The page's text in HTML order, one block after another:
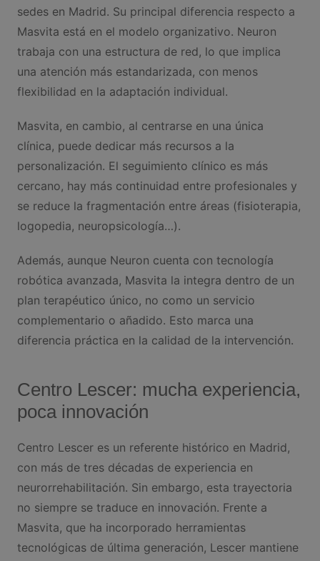
sedes en Madrid. Su principal diferencia respecto a
Masvita está en el modelo organizativo. Neuron
trabaja con una estructura de red, lo que implica
una atención más estandarizada, con menos
flexibilidad en la adaptación individual.
Masvita, en cambio, al centrarse en una única
clínica, puede dedicar más recursos a la
personalización. El seguimiento clínico es más
cercano, hay más continuidad entre profesionales y
se reduce la fragmentación entre áreas (fisioterapia,
logopedia, neuropsicología…).
Además, aunque Neuron cuenta con tecnología
robótica avanzada, Masvita la integra dentro de un
plan terapéutico único, no como un servicio
complementario o añadido. Esto marca una
diferencia práctica en la calidad de la intervención.
Centro Lescer: mucha experiencia,
poca innovación
Centro Lescer es un referente histórico en Madrid,
con más de tres décadas de experiencia en
neurorrehabilitación. Sin embargo, esta trayectoria
no siempre se traduce en innovación. Frente a
Masvita, que ha incorporado herramientas
tecnológicas de última generación, Lescer mantiene